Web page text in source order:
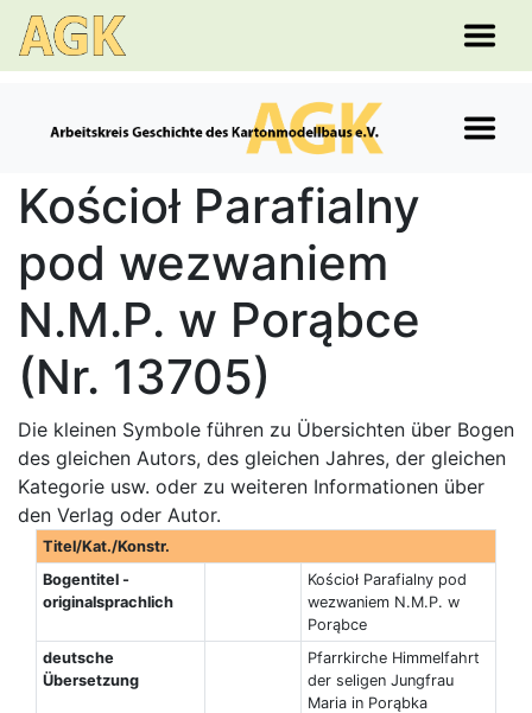
Kościoł Parafialny
pod wezwaniem
N.M.P. w Porąbce
(Nr. 13705)
Die kleinen Symbole führen zu Übersichten über Bogen
des gleichen Autors, des gleichen Jahres, der gleichen
Kategorie usw. oder zu weiteren Informationen über
den Verlag oder Autor.
Titel/Kat./Konstr.
Bogentitel -
originalsprachlich
Kościoł Parafialny pod
wezwaniem N.M.P. w
Porąbce
deutsche
Übersetzung
Pfarrkirche Himmelfahrt
der seligen Jungfrau
Maria in Porąbka